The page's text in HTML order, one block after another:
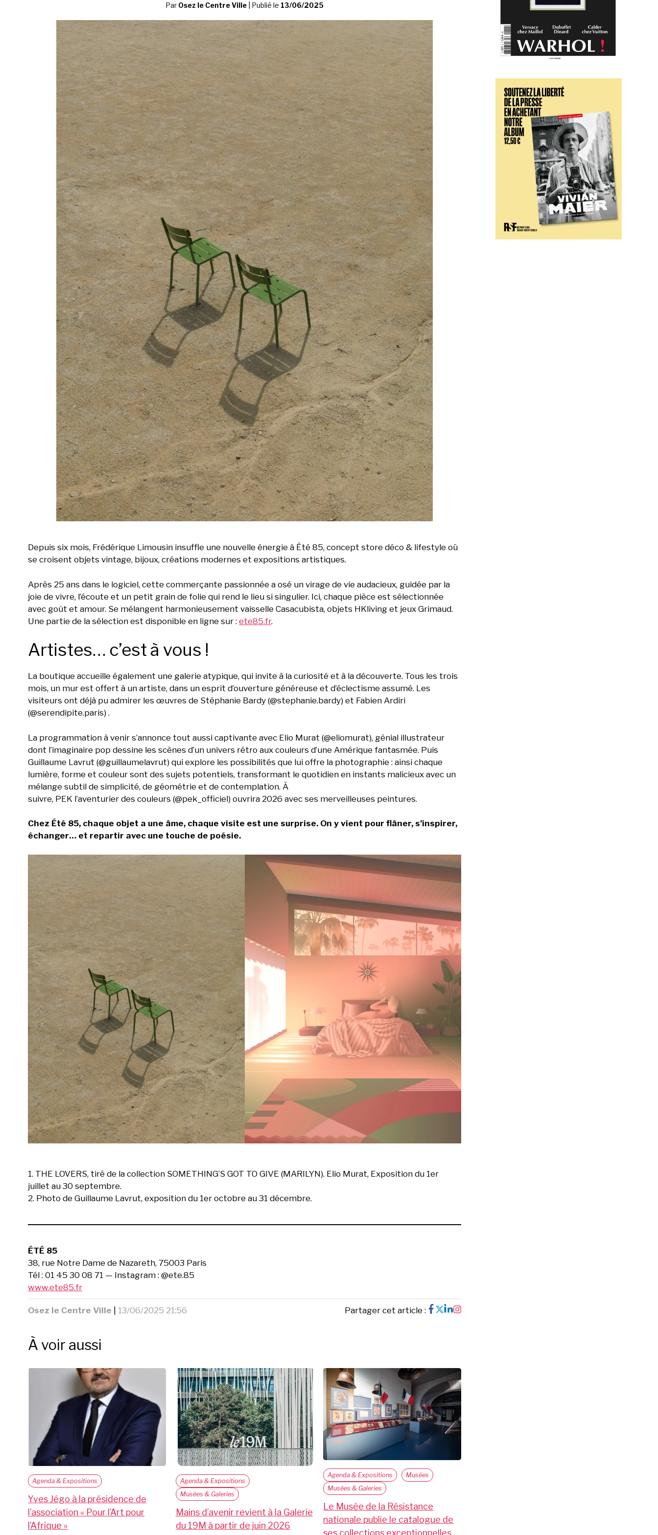
Par Osez le Centre Ville Publié le 13/06/2025
Depuis six mois, Frédérique Limousin insuffle une nouvelle énergie à Été 85, concept store déco & lifestyle où
se croisent objets vintage, bijoux, créations modernes et expositions artistiques.
Après 25 ans dans le logiciel, cette commerçante passionnée a osé un virage de vie audacieux, guidée par la
joie de vivre, l’écoute et un petit grain de folie qui rend le lieu si singulier. Ici, chaque pièce est sélectionnée
avec goût et amour. Se mélangent harmonieusement vaisselle Casacubista, objets HKliving et jeux Grimaud.
Une partie de la sélection est disponible en ligne sur : ete85.fr.
Artistes… c’est à vous !
La boutique accueille également une galerie atypique, qui invite à la curiosité et à la découverte. Tous les trois
mois, un mur est offert à un artiste, dans un esprit d’ouverture généreuse et d’éclectisme assumé. Les
visiteurs ont déjà pu admirer les œuvres de Stéphanie Bardy (@stephanie.bardy) et Fabien Ardiri
(@serendipite.paris) .
La programmation à venir s’annonce tout aussi captivante avec Elio Murat (@eliomurat), génial illustrateur
dont l’imaginaire pop dessine les scènes d’un univers rétro aux couleurs d’une Amérique fantasmée. Puis
Guillaume Lavrut (@guillaumelavrut) qui explore les possibilités que lui offre la photographie : ainsi chaque
lumière, forme et couleur sont des sujets potentiels, transformant le quotidien en instants malicieux avec un
mélange subtil de simplicité, de géométrie et de contemplation. À
suivre, PEK l’aventurier des couleurs (@pek_officiel) ouvrira 2026 avec ses merveilleuses peintures.
Chez Été 85, chaque objet a une âme, chaque visite est une surprise. On y vient pour flâner, s’inspirer,
échanger… et repartir avec une touche de poésie.
1. THE LOVERS, tiré de la collection SOMETHING’S GOT TO GIVE (MARILYN). Elio Murat, Exposition du 1er
juillet au 30 septembre.
2. Photo de Guillaume Lavrut, exposition du 1er octobre au 31 décembre.
ÉTÉ 85
38, rue Notre Dame de Nazareth, 75003 Paris
Tél : 01 45 30 08 71 — Instagram : @ete.85
www.ete85.fr
Osez le Centre Ville 13/06/2025 21:56 Partager cet article :
À voir aussi
Agenda & Expositions
Yves Jégo à la présidence de
l’association « Pour l’Art pour
l’Afrique »
Agenda & Expositions
Musées & Galeries
Mains d’avenir revient à la Galerie
du 19M à partir de juin 2026
Agenda & Expositions
Musées
Musées & Galeries
Le Musée de la Résistance
nationale publie le catalogue de
ses collections exceptionnelles